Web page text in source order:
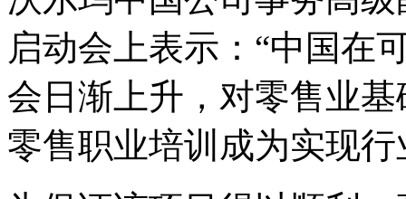
启动会上表示：“中国在
会日渐上升，对零售业
零售职业培训成为实现